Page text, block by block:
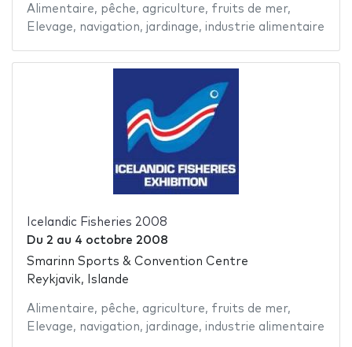
Alimentaire, pêche, agriculture, fruits de mer,
Elevage, navigation, jardinage, industrie alimentaire
Icelandic Fisheries 2008
Du 2 au 4 octobre 2008
Smarinn Sports & Convention Centre
Reykjavik, Islande
Alimentaire, pêche, agriculture, fruits de mer,
Elevage, navigation, jardinage, industrie alimentaire